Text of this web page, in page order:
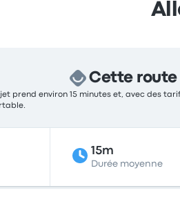
Cette route
prend environ 15 minutes et, avec des
15m
Durée moyenne